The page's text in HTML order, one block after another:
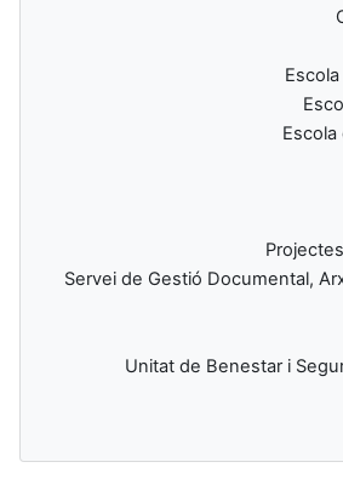
Servei de Gestió Documental,
Unitat de Benestar i